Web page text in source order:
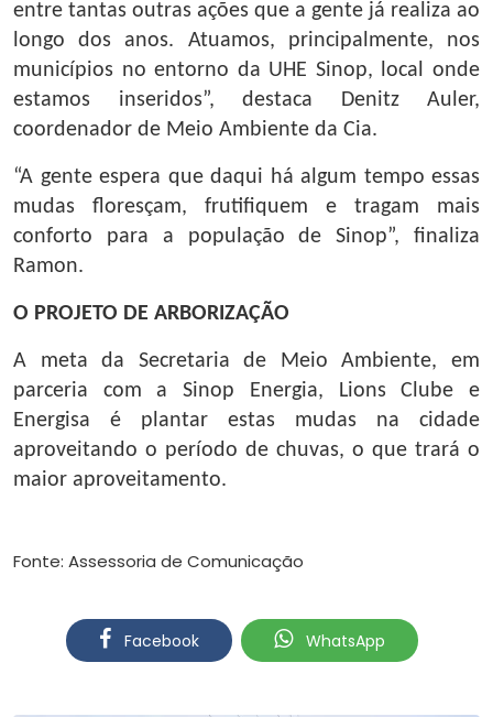
entre tantas outras ações que a gente já realiza ao
longo dos anos. Atuamos, principalmente, nos
municípios no entorno da UHE Sinop, local onde
estamos inseridos”, destaca Denitz Auler,
coordenador de Meio Ambiente da Cia.
“A gente espera que daqui há algum tempo essas
mudas floresçam, frutifiquem e tragam mais
conforto para a população de Sinop”, finaliza
Ramon.
O PROJETO DE ARBORIZAÇÃO
A meta da Secretaria de Meio Ambiente, em
parceria com a Sinop Energia, Lions Clube e
Energisa é plantar estas mudas na cidade
aproveitando o período de chuvas, o que trará o
maior aproveitamento.
Fonte: Assessoria de Comunicação
Facebook WhatsApp